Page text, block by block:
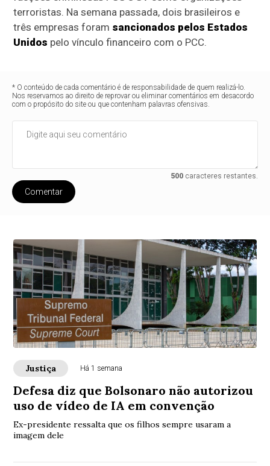
terroristas. Na semana passada, dois brasileiros e
três empresas foram sancionados pelos Estados
Unidos pelo vínculo financeiro com o PCC.
* O conteúdo de cada comentário é de responsabilidade de quem realizá-lo.
Nos reservamos ao direito de reprovar ou eliminar comentários em desacordo
com o propósito do site ou que contenham palavras ofensivas.
500caracteres restantes.
Comentar
Justiça Há 1 semana
Defesa diz que Bolsonaro não autorizou
uso de vídeo de IA em convenção
Ex-presidente ressalta que os filhos sempre usaram a
imagem dele